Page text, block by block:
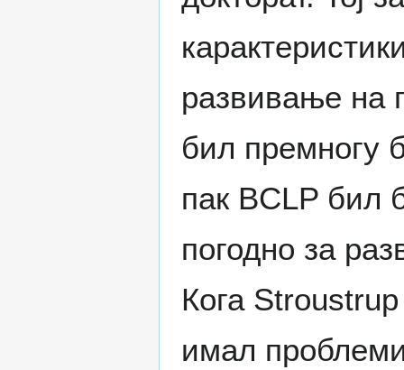
развивање на
бил премногу
пак BCLP бил
погодно за
Кога
имал